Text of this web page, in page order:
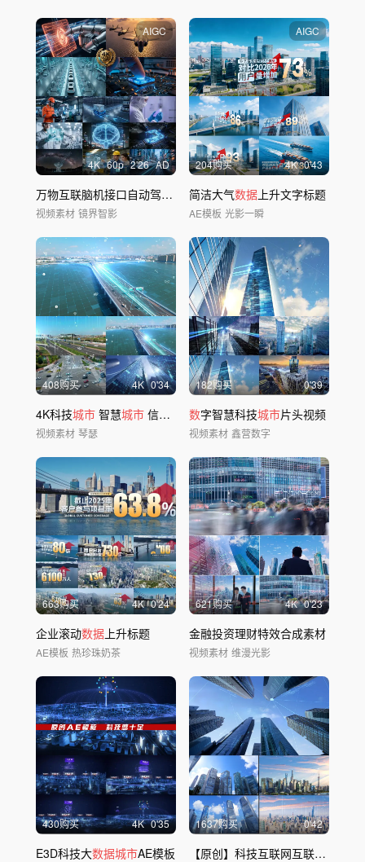
AIGC
4K 60p 2'26 AD
万物互联脑机接口自动驾驶智能制造科技未来
视频素材 镜界智影
AIGC
204购买 4K 0'43
简洁大气数据 上升文字标题
AE模板 光影一瞬
408购买 4K 0'34
4K科技城市 智慧城市 信息化 数字化
视频素材 琴瑟
182购买 0'39
数字智慧科技城市片头视频
视频素材 鑫营数字
663购买 4K 0'24
企业滚动数据 上升标题
AE模板 热珍珠奶茶
621购买 4K 0'23
金融投资理财特效合成素材
视频素材 维漫光影
430购买 4K 0'35
E3D科技大数据城市AE模板
1637购买 0'42
【原创】科技互联网互联智慧